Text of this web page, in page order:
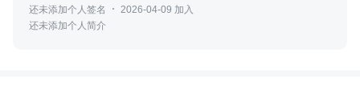
还未添加个人签名
2026-04-09 加入
还未添加个人简介